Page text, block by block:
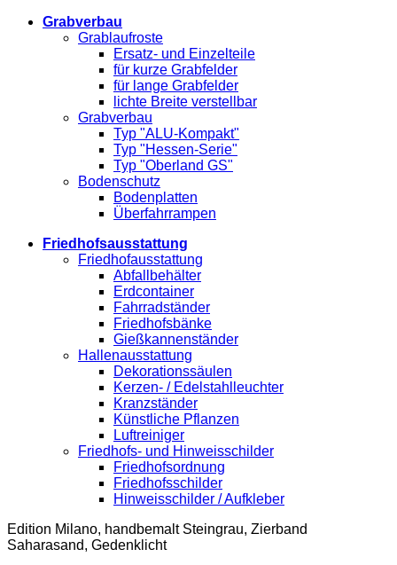
Grabverbau
Grablaufroste
Ersatz- und Einzelteile
für kurze Grabfelder
für lange Grabfelder
lichte Breite verstellbar
Grabverbau
Typ "ALU-Kompakt"
Typ "Hessen-Serie"
Typ "Oberland GS"
Bodenschutz
Bodenplatten
Überfahrrampen
Friedhofsausstattung
Friedhofausstattung
Abfallbehälter
Erdcontainer
Fahrradständer
Friedhofsbänke
Gießkannenständer
Hallenausstattung
Dekorationssäulen
Kerzen- / Edelstahlleuchter
Kranzständer
Künstliche Pflanzen
Luftreiniger
Friedhofs- und Hinweisschilder
Friedhofsordnung
Friedhofsschilder
Hinweisschilder / Aufkleber
Edition Milano, handbemalt Steingrau, Zierband
Saharasand, Gedenklicht